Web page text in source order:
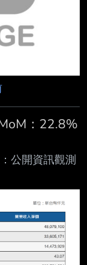
：22.8%
公開資訊觀測
web/t05st10
Ujduo.png